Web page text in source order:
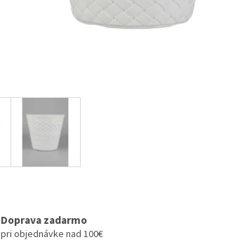
Doprava zadarmo
pri objednávke nad 100€